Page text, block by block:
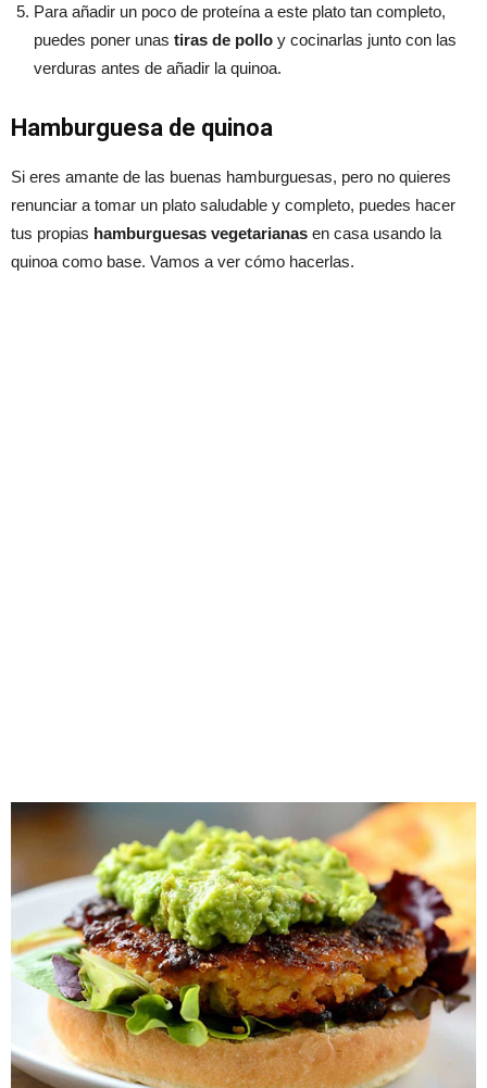
Para añadir un poco de proteína a este plato tan completo,
puedes poner unas tiras de pollo y cocinarlas junto con las
verduras antes de añadir la quinoa.
Hamburguesa de quinoa
Si eres amante de las buenas hamburguesas, pero no quieres
renunciar a tomar un plato saludable y completo, puedes hacer
tus propias hamburguesas vegetarianas en casa usando la
quinoa como base. Vamos a ver cómo hacerlas.